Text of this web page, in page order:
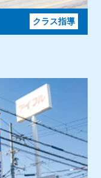
クラス指導